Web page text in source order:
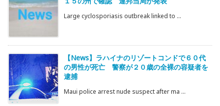
Large cyclosporiasis outbreak linked to ...
【News】ラハイナのリゾートコンドで６０代
の男性が死亡 警察が２０歳の全裸の容疑者を
逮捕
Maui police arrest nude suspect after ma ...